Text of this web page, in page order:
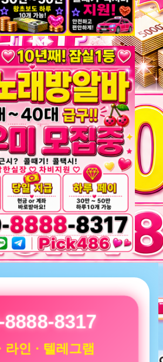
8888-8317
라인 · 텔레그램